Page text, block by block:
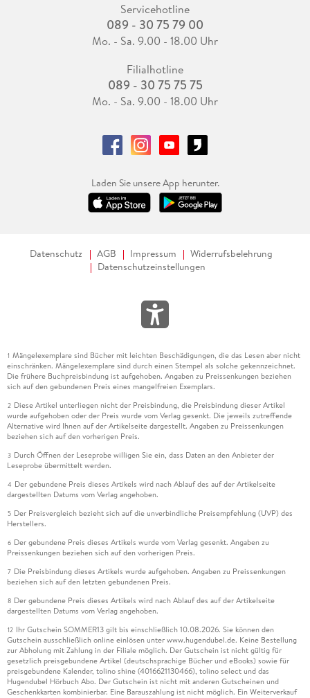
Servicehotline
089 - 30 75 79 00
Mo. - Sa. 9.00 - 18.00 Uhr
Filialhotline
089 - 30 75 75 75
Mo. - Sa. 9.00 - 18.00 Uhr
Laden Sie unsere App herunter.
Datenschutz AGB Impressum
Widerrufsbelehrung
Datenschutzeinstellungen
1 Mängelexemplare sind Bücher mit leichten Beschädigungen, die das Lesen aber nicht
einschränken. Mängelexemplare sind durch einen Stempel als solche gekennzeichnet.
Die frühere Buchpreisbindung ist aufgehoben. Angaben zu Preissenkungen beziehen
sich auf den gebundenen Preis eines mangelfreien Exemplars.
2 Diese Artikel unterliegen nicht der Preisbindung, die Preisbindung dieser Artikel
wurde aufgehoben oder der Preis wurde vom Verlag gesenkt. Die jeweils zutreffende
Alternative wird Ihnen auf der Artikelseite dargestellt. Angaben zu Preissenkungen
beziehen sich auf den vorherigen Preis.
3 Durch Öffnen der Leseprobe willigen Sie ein, dass Daten an den Anbieter der
Leseprobe übermittelt werden.
4 Der gebundene Preis dieses Artikels wird nach Ablauf des auf der Artikelseite
dargestellten Datums vom Verlag angehoben.
5 Der Preisvergleich bezieht sich auf die unverbindliche Preisempfehlung (UVP) des
Herstellers.
6 Der gebundene Preis dieses Artikels wurde vom Verlag gesenkt. Angaben zu
Preissenkungen beziehen sich auf den vorherigen Preis.
7 Die Preisbindung dieses Artikels wurde aufgehoben. Angaben zu Preissenkungen
beziehen sich auf den letzten gebundenen Preis.
8 Der gebundene Preis dieses Artikels wird nach Ablauf des auf der Artikelseite
dargestellten Datums vom Verlag angehoben.
12 Ihr Gutschein SOMMER13 gilt bis einschließlich 10.08.2026. Sie können den
Gutschein ausschließlich online einlösen unter www.hugendubel.de. Keine Bestellung
zur Abholung mit Zahlung in der Filiale möglich. Der Gutschein ist nicht gültig für
gesetzlich preisgebundene Artikel (deutschsprachige Bücher und eBooks) sowie für
preisgebundene Kalender, tolino shine (4016621130466), tolino select und das
Hugendubel Hörbuch Abo. Der Gutschein ist nicht mit anderen Gutscheinen und
Geschenkkarten kombinierbar. Eine Barauszahlung ist nicht möglich. Ein Weiterverkauf